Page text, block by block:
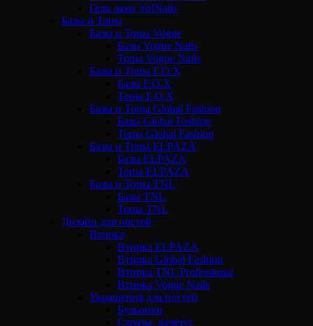
Гель лаки Yo!Nails
Базы и Топы
Базы и Топы Vogue
Базы Vogue Nails
Топы Vogue Nails
Базы и Топы F.O.X
Базы F.O.X
Топы F.O.X
Базы и Топы Global Fashion
Базы Global Fashion
Топы Global Fashion
Базы и Топы ELPAZA
Базы ELPAZA
Топы ELPAZA
Базы и Топы TNL
Базы TNL
Топы TNL
Дизайн для ногтей
Втирка
Втирка ELPAZA
Втирка Global Fashion
Втирка TNL Professional
Втирка Vogue Nails
Украшения для ногтей
Бульонки
Стразы, жемчуг